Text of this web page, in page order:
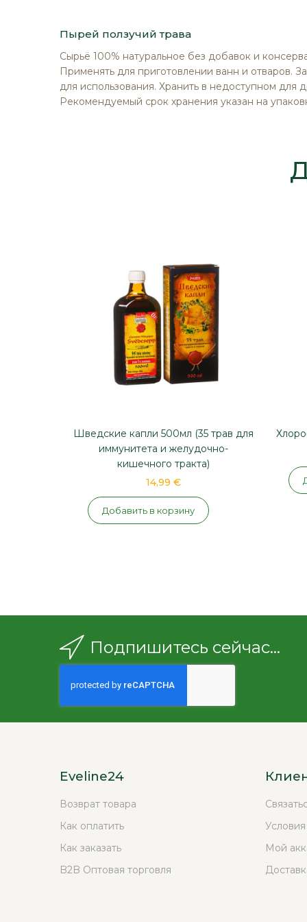
Пырей ползучий трава
Сырьё 100% натуральное без добавок и
Применять для приготовлении ванн и отваров.
для использования. Хранить в недоступном для
Рекомендуемый срок хранения указан на
Шведские капли 500мл (35 трав для
иммунитета и желудочно-
кишечного тракта)
14,99 €
Добавить в корзину
Подпишитесь сейчас...
Eveline24
Возврат товара
Как оплатить
Как заказать
B2B Оптовая торговля
Условия
Мой